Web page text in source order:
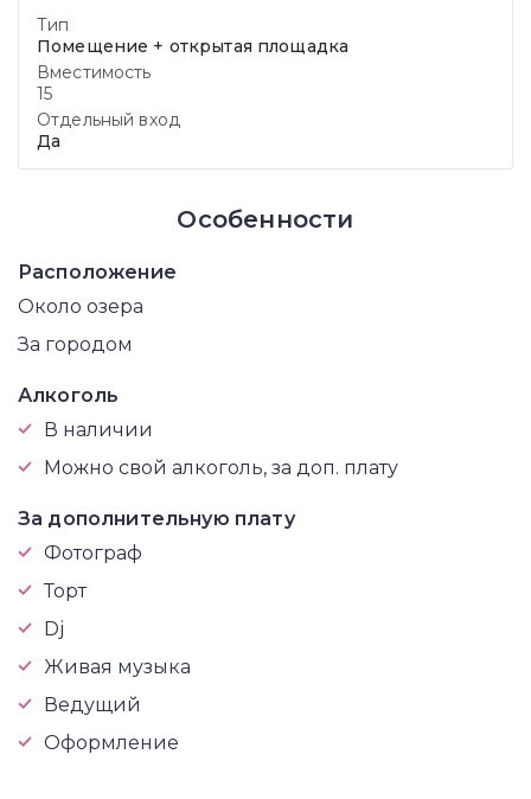
Тип
Помещение + открытая площадка
Вместимость
15
Отдельный вход
Да
Особенности
Расположение
Около озера
За городом
Алкоголь
В наличии
Можно свой алкоголь, за доп. плату
За дополнительную плату
Фотограф
Торт
Dj
Живая музыка
Ведущий
Оформление